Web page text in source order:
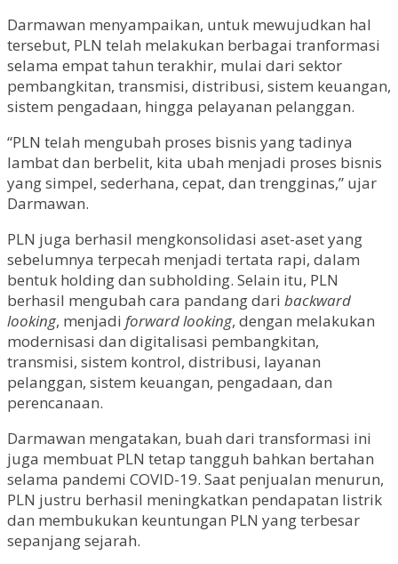
Darmawan menyampaikan, untuk mewujudkan hal
tersebut, PLN telah melakukan berbagai tranformasi
selama empat tahun terakhir, mulai dari sektor
pembangkitan, transmisi, distribusi, sistem keuangan,
sistem pengadaan, hingga pelayanan pelanggan.
“PLN telah mengubah proses bisnis yang tadinya
lambat dan berbelit, kita ubah menjadi proses bisnis
yang simpel, sederhana, cepat, dan trengginas,” ujar
Darmawan.
PLN juga berhasil mengkonsolidasi aset-aset yang
sebelumnya terpecah menjadi tertata rapi, dalam
bentuk holding dan subholding. Selain itu, PLN
berhasil mengubah cara pandang dari backward
looking, menjadi forward looking, dengan melakukan
modernisasi dan digitalisasi pembangkitan,
transmisi, sistem kontrol, distribusi, layanan
pelanggan, sistem keuangan, pengadaan, dan
perencanaan.
Darmawan mengatakan, buah dari transformasi ini
juga membuat PLN tetap tangguh bahkan bertahan
selama pandemi COVID-19. Saat penjualan menurun,
PLN justru berhasil meningkatkan pendapatan listrik
dan membukukan keuntungan PLN yang terbesar
sepanjang sejarah.